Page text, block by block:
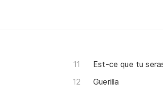
Est-ce que tu
Guerilla